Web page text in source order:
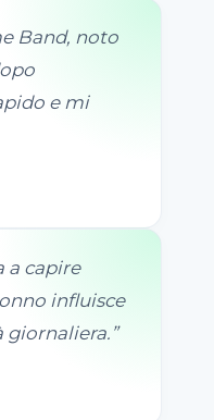
Band, noto
e mi
a capire
influisce
”